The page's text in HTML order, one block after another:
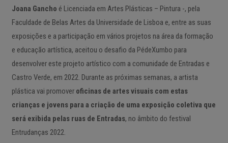
Joana Gancho é Licenciada em Artes Plásticas – Pintura -, pela
Faculdade de Belas Artes da Universidade de Lisboa e, entre as suas
exposições e a participação em vários projetos na área da formação
e educação artística, aceitou o desafio da PédeXumbo para
desenvolver este projeto artístico com a comunidade de Entradas e
Castro Verde, em 2022. Durante as próximas semanas, a artista
plástica vai promover oficinas de artes visuais com estas
crianças e jovens para a criação de uma exposição coletiva que
será exibida pelas ruas de Entradas, no âmbito do festival
Entrudanças 2022.